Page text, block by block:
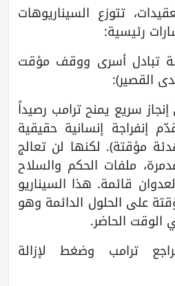
تتوزع السيناريوهات
رئيسية:
تبادل أسرى ووقف مؤقت
القصير):
سريع يمنح ترامب رصيداً
إنفراجة إنسانية حقيقية
مؤقتة). لكنها لن تعالج
ملفات الحكم والسلاح
قائمة. هذا السيناريو
على الحلول الدائمة وهو
الوقت الحاضر.
ترامب وضغط لإزالة